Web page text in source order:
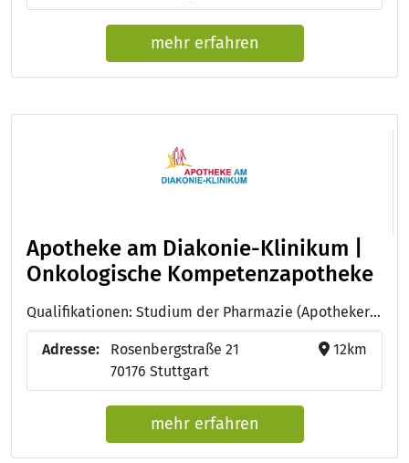
mehr erfahren
Apotheke am Diakonie-Klinikum |
Onkologische Kompetenzapotheke
Qualifikationen: Studium der Pharmazie (Apotheker:in), INTERTEK nach DIN EN ISO 9001:2015 zertifiziert
Adresse:
Rosenbergstraße 21
70176 Stuttgart
12km
mehr erfahren